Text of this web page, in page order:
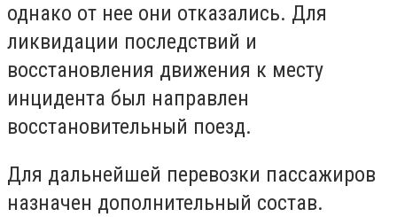
однако от нее они отказались. Для
ликвидации последствий и
восстановления движения к месту
инцидента был направлен
восстановительный поезд.
Для дальнейшей перевозки пассажиров
назначен дополнительный состав.